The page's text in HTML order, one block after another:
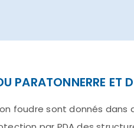
PARATONNERRE ET
foudre sont donnés